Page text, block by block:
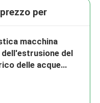
per
macchina
del
delle acque